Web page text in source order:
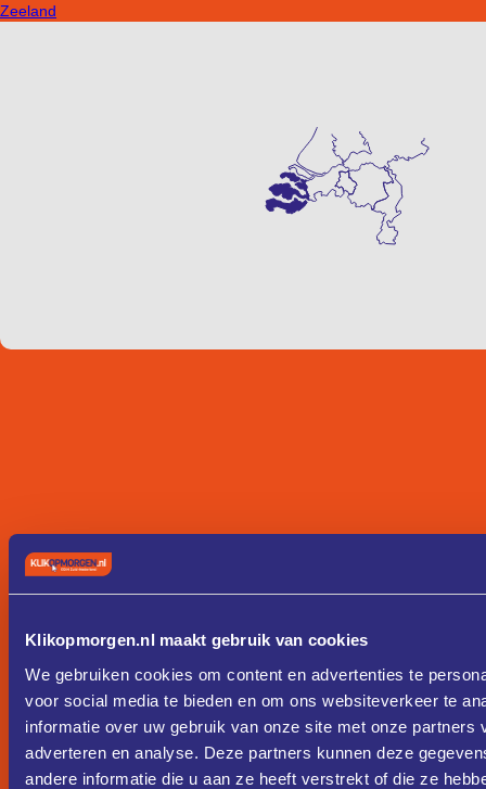
Klikopmorgen.nl maakt gebruik van cookies
We gebruiken cookies om content en advertenties te
voor social media te bieden en om ons websiteverkeer te
informatie over uw gebruik van onze site met onze partners
adverteren en analyse. Deze partners kunnen deze
andere informatie die u aan ze heeft verstrekt of die ze
Zeeland